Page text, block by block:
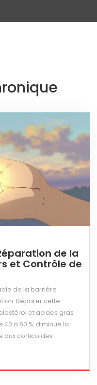
de la
et Contrôle de
de la barrière
Réparer cette
et acides gras
40 à 60 %, diminue la
aux corticoïdes.